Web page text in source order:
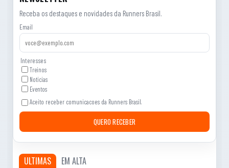
Receba os destaques e novidades da Runners Brasil.
Email
Interesses
Treinos
Noticias
Eventos
Aceito receber comunicacoes da Runners Brasil.
QUERO RECEBER
ULTIMAS EM ALTA